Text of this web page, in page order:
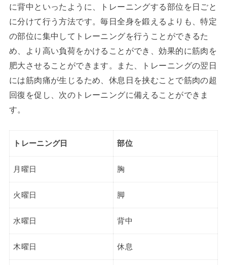
に背中といったように、トレーニングする部位を日ごと
に分けて行う方法です。毎日全身を鍛えるよりも、特定
の部位に集中してトレーニングを行うことができるた
め、より高い負荷をかけることができ、効果的に筋肉を
肥大させることができます。また、トレーニングの翌日
には筋肉痛が生じるため、休息日を挟むことで筋肉の超
回復を促し、次のトレーニングに備えることができま
す。
トレーニング日 部位
月曜日 胸
火曜日 脚
水曜日 背中
木曜日 休息